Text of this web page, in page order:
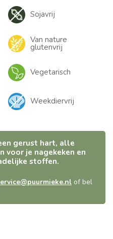
Sojavrij
Van nature
glutenvrij
Vegetarisch
Weekdiervrij
gerust hart, alle
voor je nagekeken en
stoffen.
of bel